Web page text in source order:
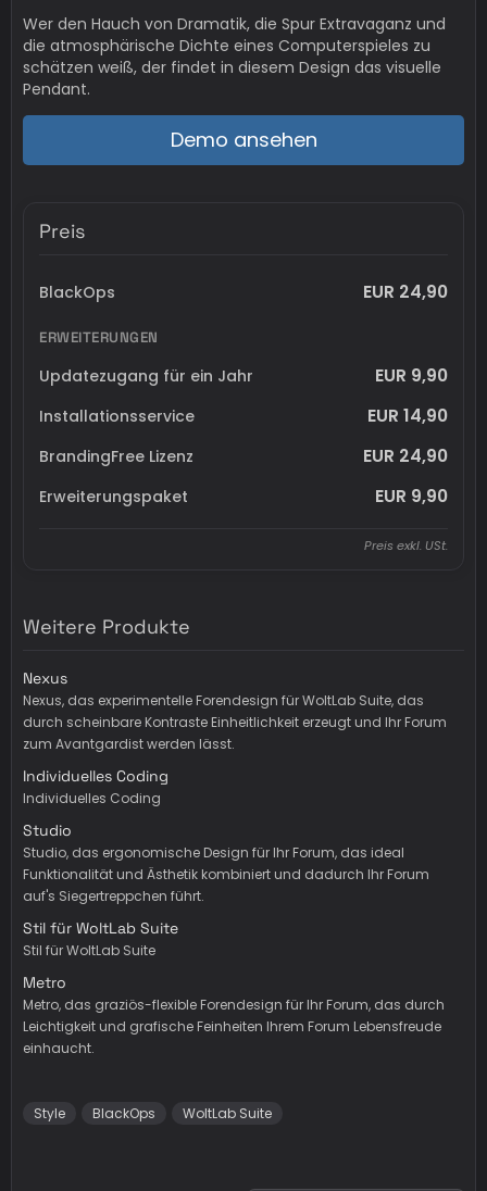
Wer den Hauch von Dramatik, die Spur Extravaganz und
die atmosphärische Dichte eines Computerspieles zu
schätzen weiß, der findet in diesem Design das visuelle
Pendant.
Demo ansehen
Preis
BlackOps EUR 24,90
ERWEITERUNGEN
Updatezugang für ein Jahr EUR 9,90
Installationsservice EUR 14,90
BrandingFree Lizenz EUR 24,90
Erweiterungspaket EUR 9,90
Preis exkl. USt.
Weitere Produkte
Nexus
Nexus, das experimentelle Forendesign für WoltLab Suite, das
durch scheinbare Kontraste Einheitlichkeit erzeugt und Ihr Forum
zum Avantgardist werden lässt.
Individuelles Coding
Individuelles Coding
Studio
Studio, das ergonomische Design für Ihr Forum, das ideal
Funktionalität und Ästhetik kombiniert und dadurch Ihr Forum
auf's Siegertreppchen führt.
Stil für WoltLab Suite
Stil für WoltLab Suite
Metro
Metro, das graziös-flexible Forendesign für Ihr Forum, das durch
Leichtigkeit und grafische Feinheiten Ihrem Forum Lebensfreude
einhaucht.
Style BlackOps WoltLab Suite